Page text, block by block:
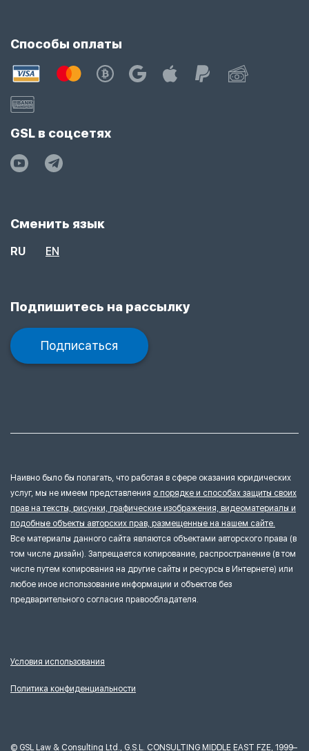
Способы оплаты
GSL в соцсетях
Сменить язык
RU EN
Подпишитесь на рассылку
Подписаться
Наивно было бы полагать, что работая в сфере оказания юридических
услуг, мы не имеем представления о порядке и способах защиты своих
прав на тексты, рисунки, графические изображения, видеоматериалы и
подобные объекты авторских прав, размещенные на нашем сайте.
Все материалы данного сайта являются объектами авторского права (в
том числе дизайн). Запрещается копирование, распространение (в том
числе путем копирования на другие сайты и ресурсы в Интернете) или
любое иное использование информации и объектов без
предварительного согласия правообладателя.
Условия использования
Политика конфиденциальности
© GSL Law & Consulting Ltd., G.S.L. CONSULTING MIDDLE EAST FZE, 1999–